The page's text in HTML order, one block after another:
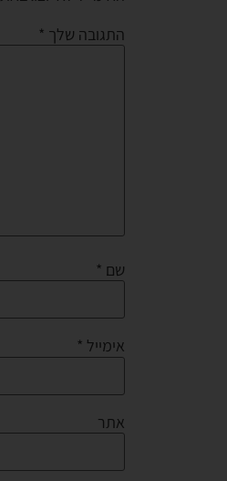
התגובה שלך *
שם *
אימייל *
אתר